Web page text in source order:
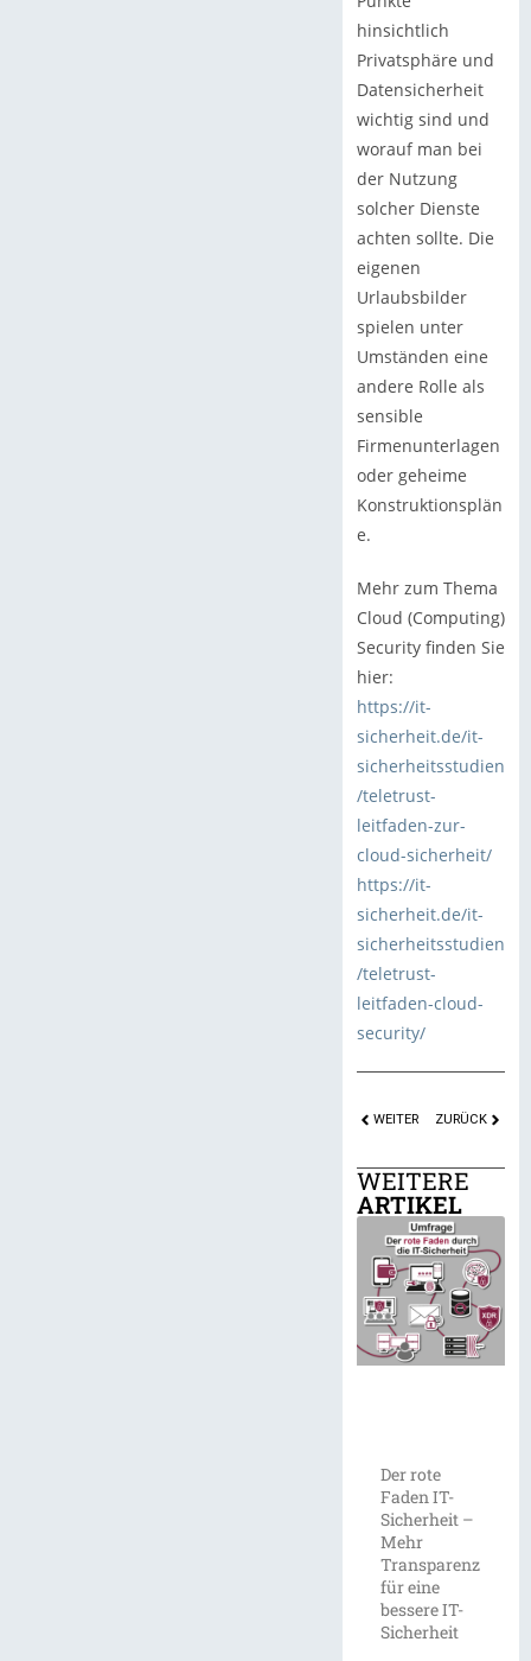
hinsichtlich
Privatsphäre und
Datensicherheit
wichtig sind und
worauf man bei
der Nutzung
solcher Dienste
achten sollte. Die
eigenen
Urlaubsbilder
spielen unter
Umständen eine
andere Rolle als
sensible
Firmenunterlagen
oder geheime
Konstruktionsplän
e.
Mehr zum Thema
Cloud (Computing)
Security finden Sie
hier:
https://it-
sicherheit.de/it-
sicherheitsstudien
/teletrust-
leitfaden-zur-
cloud-sicherheit/
https://it-
sicherheit.de/it-
sicherheitsstudien
/teletrust-
leitfaden-cloud-
security/
WEITER ZURÜCK
WEITERE
ARTIKEL
Der rote
Faden IT-
Sicherheit –
Mehr
Transparenz
für eine
bessere IT-
Sicherheit